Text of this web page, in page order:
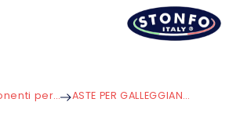
Componenti per Galleggianti ASTE PER GALLEGGIANTI IN SCATOLINA